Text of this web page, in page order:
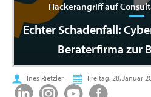
Hackerangriff auf
Echter Schadenfall:
Beraterfirma zur
Ines Rietzler Freitag, 28. Januar